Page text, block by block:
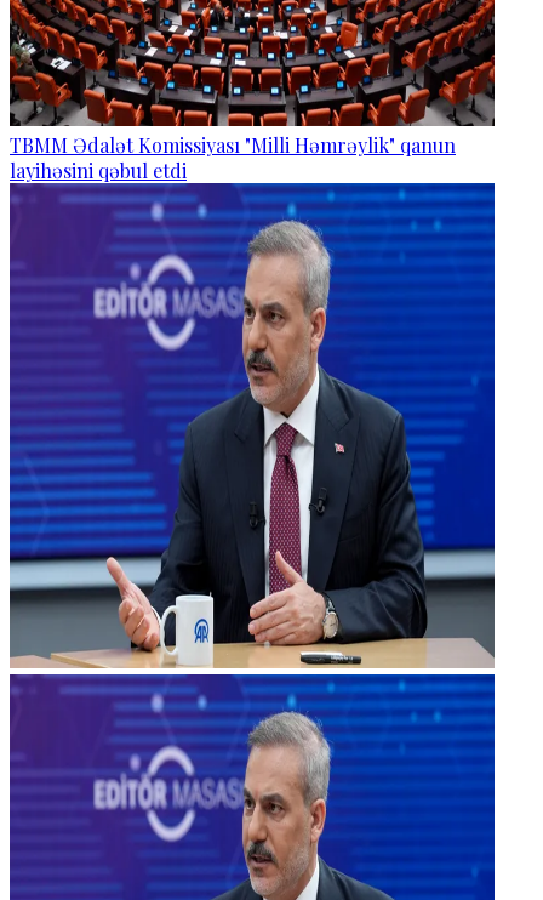
TBMM Ədalət Komissiyası "Milli Həmrəylik" qanun
layihəsini qəbul etdi